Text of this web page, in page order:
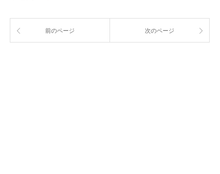
前のページ 次のページ